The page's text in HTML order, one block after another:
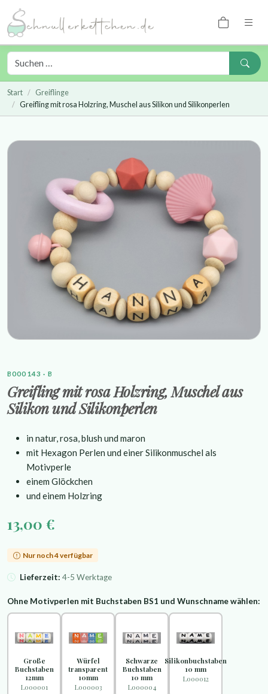
Start
Greiflinge
Greifling mit rosa Holzring, Muschel aus Silikon und Silikonperlen
B000143 · B
Greifling mit rosa Holzring, Muschel aus
Silikon und Silikonperlen
in natur, rosa, blush und maron
mit Hexagon Perlen und einer Silikonmuschel als
Motivperle
einem Glöckchen
und einem Holzring
13,00 €
Nur noch 4 verfügbar
Lieferzeit: 4-5 Werktage
Ohne Motivperlen mit Buchstaben BS1 und Wunschname wählen:
Große
Buchstaben
12mm
L000001
Würfel
transparent
10mm
L000003
Schwarze
Buchstaben
10 mm
L000004
Silikonbuchstaben
10 mm
L000012